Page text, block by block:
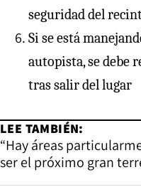
seguridad del
Si se está
autopista, se debe
tras salir del lugar
LEE TAMBIÉN:
“Hay áreas
ser el próximo gran